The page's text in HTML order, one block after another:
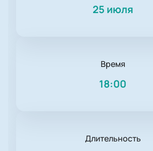
25 июля
Время
18:00
Длительность